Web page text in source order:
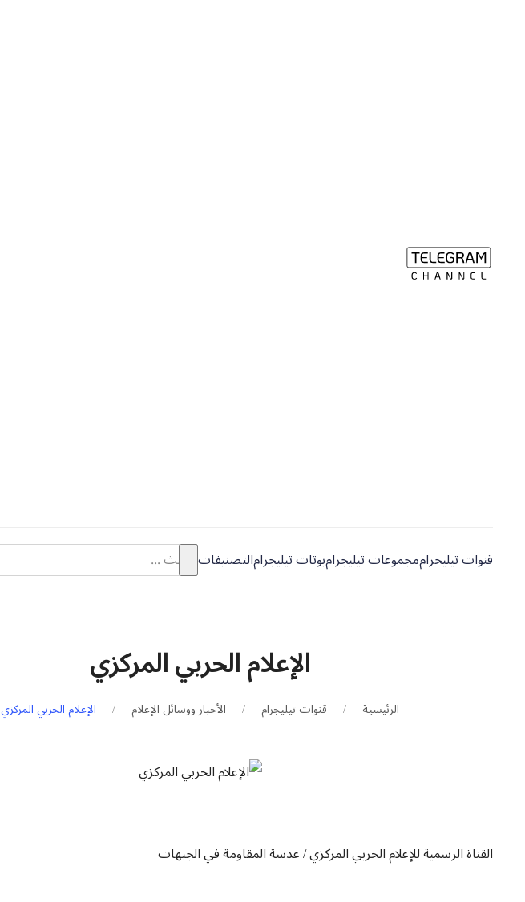
قنوات تيليجراممجموعات تيليجرامبوتات تيليجرامالتصنيفات
الإعلام الحربي المركزي
الرئيسية قنوات تيليجرام الأخبار ووسائل الإعلام الإعلام الحربي المركزي
القناة الرسمية للإعلام الحربي المركزي / عدسة المقاومة في الجبهات